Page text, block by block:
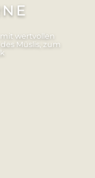
wertvollen
Müslis, zum